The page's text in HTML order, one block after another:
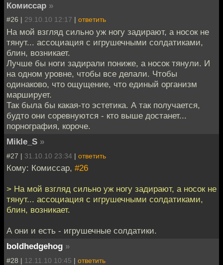
Комиссар »
#26 | 29.10.10 12:17 | ответить
На мой взгляд сильно уж ногу задирают, а носок не
тянут... ассоциация с игрушечными солдатиками,
блин, возникает.
Лучше бы ноги задирали пониже, а носок тянули. И
на одном уровне, чтобы все делали. Чтобы
одинаково, что ощущение, что единый организм
марширует.
Так была бы какая-то эстетика. А так получается,
будто они соревнуются - кто выше достанет...
порнография, короче.
Mikle_S »
#27 | 31.10.10 23:34 | ответить
Кому: Комиссар, #26
> На мой взгляд сильно уж ногу задирают, а носок не
тянут... ассоциация с игрушечными солдатиками,
блин, возникает.
А они и есть - игрушечные солдатики.
boldhedgehog »
#28 | 12.11.10 10:45 | ответить